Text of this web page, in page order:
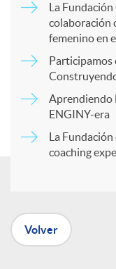
t
r
La
colaboración
femenino en
Participamos
Aprendiendo
ENGINY-era
La
coaching
Volver